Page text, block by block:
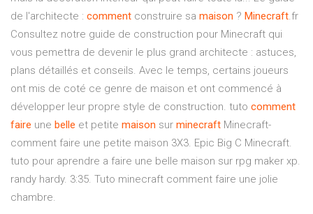
de l'architecte : comment construire sa maison ? Minecraft.fr
Consultez notre guide de construction pour Minecraft qui
vous pemettra de devenir le plus grand architecte : astuces,
plans détaillés et conseils. Avec le temps, certains joueurs
ont mis de coté ce genre de maison et ont commencé à
développer leur propre style de construction. tuto comment
faire une belle et petite maison sur minecraft Minecraft-
comment faire une petite maison 3X3. Epic Big C Minecraft.
tuto pour aprendre a faire une belle maison sur rpg maker xp.
randy hardy. 3:35. Tuto minecraft comment faire une jolie
chambre.